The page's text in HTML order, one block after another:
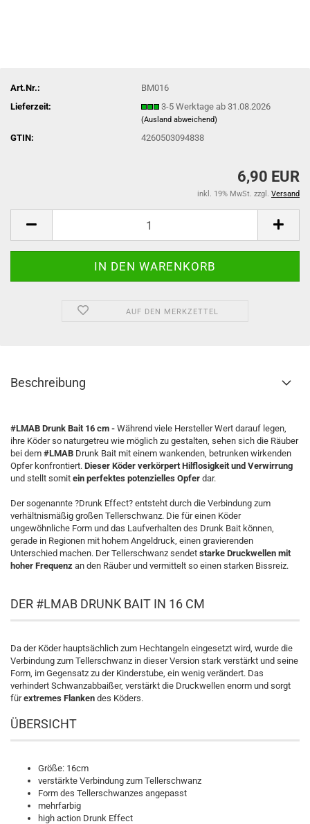
Art.Nr.:
BM016
Lieferzeit:
3-5 Werktage ab 31.08.2026
(Ausland abweichend)
GTIN: 4260503094838
6,90 EUR
inkl. 19% MwSt. zzgl. Versand
AUF DEN MERKZETTEL
Beschreibung
#LMAB Drunk Bait 16 cm - Während viele Hersteller Wert darauf legen,
ihre Köder so naturgetreu wie möglich zu gestalten, sehen sich die Räuber
bei dem #LMAB Drunk Bait mit einem wankenden, betrunken wirkenden
Opfer konfrontiert. Dieser Köder verkörpert Hilflosigkeit und Verwirrung
und stellt somit ein perfektes potenzielles Opfer dar.
Der sogenannte ?Drunk Effect? entsteht durch die Verbindung zum
verhältnismäßig großen Tellerschwanz. Die für einen Köder
ungewöhnliche Form und das Laufverhalten des Drunk Bait können,
gerade in Regionen mit hohem Angeldruck, einen gravierenden
Unterschied machen. Der Tellerschwanz sendet starke Druckwellen mit
hoher Frequenz an den Räuber und vermittelt so einen starken Bissreiz.
DER #LMAB DRUNK BAIT IN 16 CM
Da der Köder hauptsächlich zum Hechtangeln eingesetzt wird, wurde die
Verbindung zum Tellerschwanz in dieser Version stark verstärkt und seine
Form, im Gegensatz zu der Kinderstube, ein wenig verändert. Das
verhindert Schwanzabbaißer, verstärkt die Druckwellen enorm und sorgt
fürextremes Flanken des Köders.
ÜBERSICHT
Größe: 16cm
verstärkte Verbindung zum Tellerschwanz
Form des Tellerschwanzes angepasst
mehrfarbig
high action Drunk Effect